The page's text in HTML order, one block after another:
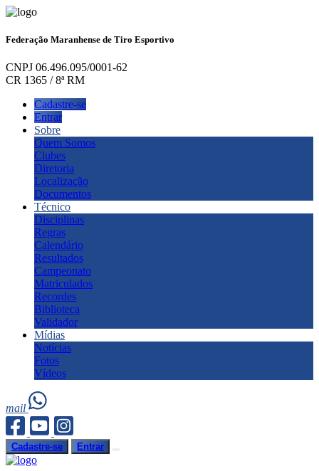
Federação Maranhense de Tiro Esportivo
CNPJ 06.496.095/0001-62
CR 1365 / 8ª RM
Cadastre-se
Entrar
Sobre
Quem Somos
Clubes
Diretoria
Localização
Documentos
Técnico
Disciplinas
Regras
Calendário
Resultados
Campeonato
Matriculados
Recordes
Biblioteca
Validador
Mídias
Notícias
Fotos
Vídeos
mail
Cadastre-se Entrar